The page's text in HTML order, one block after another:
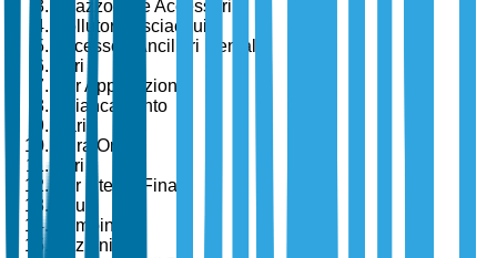
Spazzolini e Accessori
Collutori/Risciacqui
Accessori/Ancillari Dentali
Altri
Per Applicazione
Sbiancamento
Carie
Cura Orale
Altri
Per Utente Finale
Adulti
Bambini
Anziani